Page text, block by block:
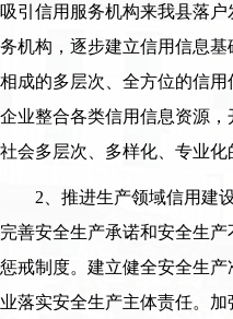
吸引信用服务机构来我县落
务机构，逐步建立信用信息
相成的多层次、全方位的信
企业整合各类信用信息资源
社会多层次、多样化、专业化
2、推进生产领域信用建设
完善安全生产承诺和安全生
惩戒制度。建立健全安全生
业落实安全生产主体责任。